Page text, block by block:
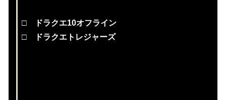
□ ドラクエ10オフライン
□ ドラクエトレジャーズ